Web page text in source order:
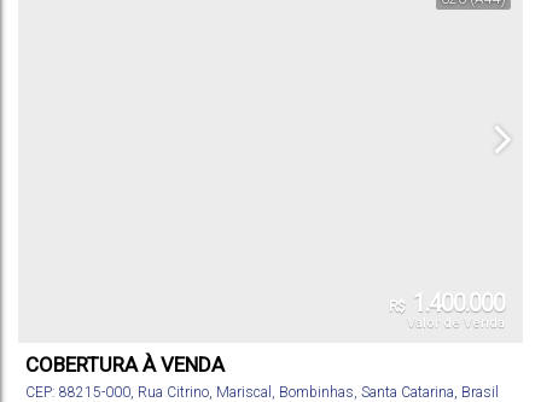
R$ 1.400.000
Valor de Venda
COBERTURA À VENDA
CEP: 88215-000, Rua Citrino, Mariscal , Bombinhas, Santa Catarina, Brasil